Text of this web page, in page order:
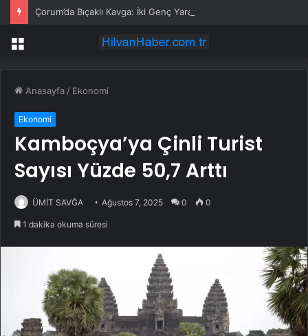
Çorum’da Bıçaklı Kavga: İki Genç Yaralı
Menü
Anasayfa / Ekonomi
Ekonomi
Kamboçya’ya Çinli Turist
Sayısı Yüzde 50,7 Arttı
ÜMİT SAVĞA Ağustos 7, 2025 0 0
1 dakika okuma süresi